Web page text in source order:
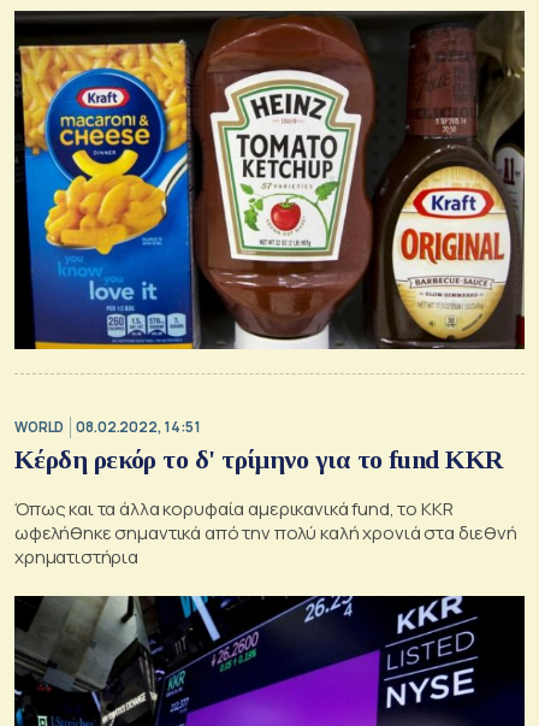
WORLD 08.02.2022, 14:51
Κέρδη ρεκόρ το δ' τρίμηνο για το fund KKR
Όπως και τα άλλα κορυφαία αμερικανικά fund, το KKR
ωφελήθηκε σημαντικά από την πολύ καλή χρονιά στα διεθνή
χρηματιστήρια